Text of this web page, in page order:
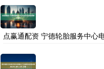
点赢通配资 宁德轮胎服务中心